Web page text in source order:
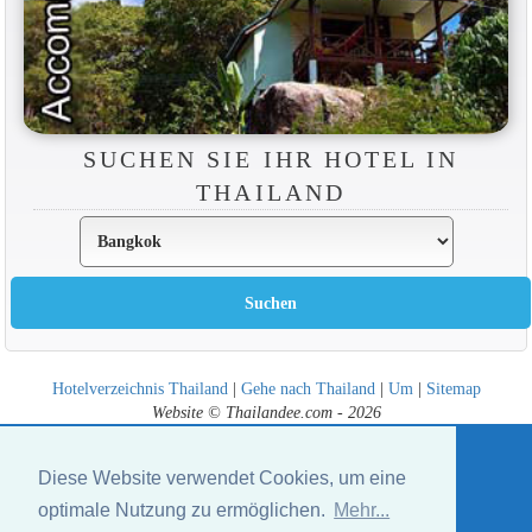
Diese Website verwendet Cookies, um eine
optimale Nutzung zu ermöglichen. Mehr...
SUCHEN SIE IHR HOTEL IN
THAILAND
Hotelverzeichnis Thailand | Gehe nach Thailand | Um | Sitemap
Website © Thailandee.com - 2026